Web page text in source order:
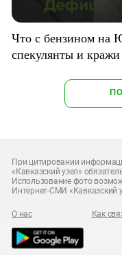
Что с бензином на
спекулянты и
При цитировании
«Кавказский узел»
Использование фото
Интернет-СМИ «Кавказский
О нас Как